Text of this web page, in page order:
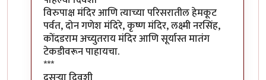
विरुपाक्ष मंदिर आणि त्याच्या परिसरातील हेमकूट
पर्वत, दोन गणेश मंदिरे, कृष्ण मंदिर, लक्ष्मी नरसिंह,
कोंदडराम अच्युतराय मंदिर आणि सूर्यास्त मातंग
टेकडीवरून पाहायचा.
***